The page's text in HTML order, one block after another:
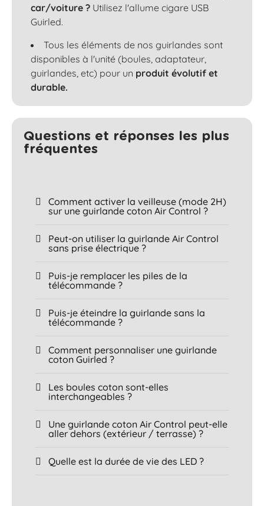
car/voiture ? Utilisez l'allume cigare USB
Guirled.
Tous les éléments de nos guirlandes sont
disponibles à l'unité (boules, adaptateur,
guirlandes, etc) pour un produit évolutif et
durable.
Questions et réponses les plus
fréquentes​
Comment activer la veilleuse (mode 2H)
sur une guirlande coton Air Control ?
Peut-on utiliser la guirlande Air Control
sans prise électrique ?
Puis-je remplacer les piles de la
télécommande ?
Puis-je éteindre la guirlande sans la
télécommande ?
Comment personnaliser une guirlande
coton Guirled ?
Les boules coton sont-elles
interchangeables ?
Une guirlande coton Air Control peut-elle
aller dehors (extérieur / terrasse) ?
Quelle est la durée de vie des LED ?